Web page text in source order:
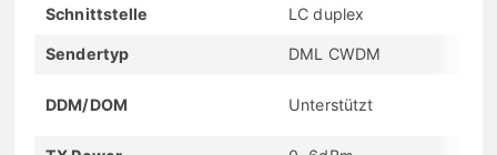
Schnittstelle LC duplex
Sendertyp DML CWDM
DDM/DOM Unterstützt